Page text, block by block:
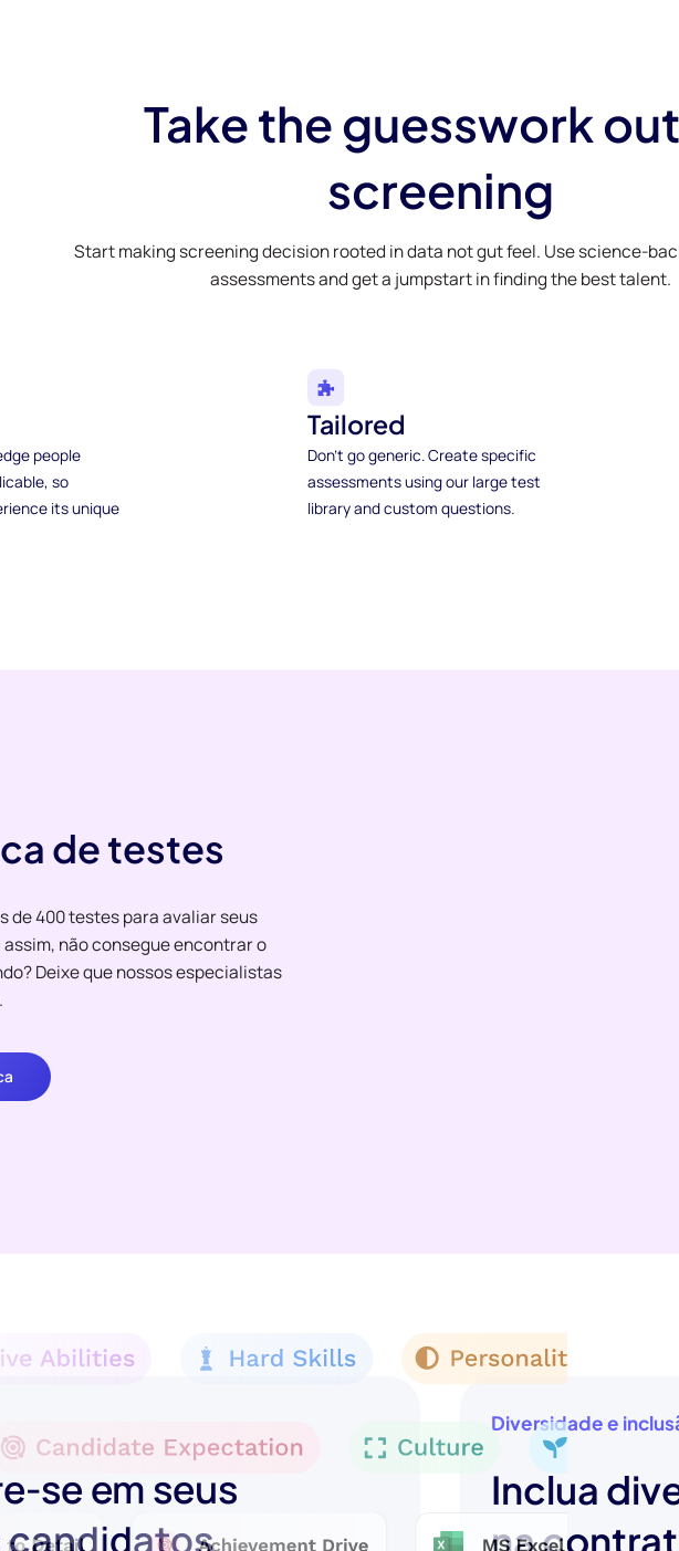
Take the guesswork
screening
Start making screening decision rooted in data not gut feel. Use science-
assessments and get a jumpstart in finding the best talent.
people
so
its unique
Tailored
Don't go generic. Create specific
assessments using our large test
library and custom questions.
de testes
de 400 testes para avaliar seus
não consegue encontrar o
Deixe que nossos especialistas
se em seus
candidatos
Diversidade e
Inclua
na